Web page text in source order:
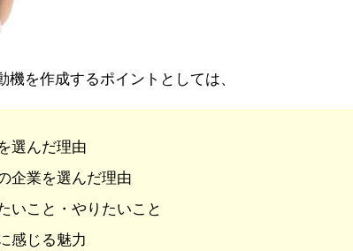
を作成するポイントとしては、
選んだ理由
企業を選んだ理由
いこと・やりたいこと
感じる魅力